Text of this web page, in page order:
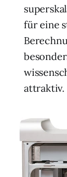
für eine
attraktiv.